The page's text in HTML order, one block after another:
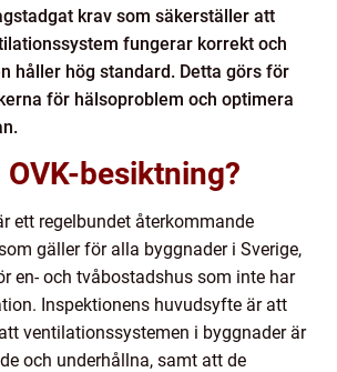
krav som säkerställer att
fungerar korrekt och
håller hög standard. Detta görs för
för hälsoproblem och optimera
OVK-besiktning?
ett regelbundet återkommande
gäller för alla byggnader i Sverige,
en- och tvåbostadshus som inte har
Inspektionens huvudsyfte är att
ventilationssystemen i byggnader är
och underhållna, samt att de